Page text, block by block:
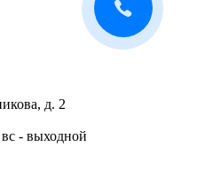
д. 2
- выходной